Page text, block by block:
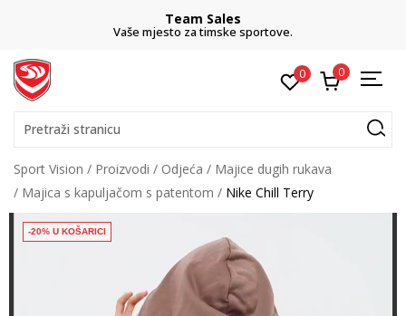
Team Sales
Vaše mjesto za timske sportove.
0 0
Pretraži stranicu
Sport Vision Proizvodi Odjeća
Majice dugih rukava
Majica s kapuljačom s patentom
Nike Chill Terry
-20% U KOŠARICI